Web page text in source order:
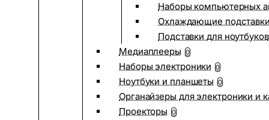
Наборы компьютерных
Охлаждающие
Подставки для ноутбуков
Медиаплееры 0
Наборы электроники 0
Ноутбуки и планшеты 0
Органайзеры для электроники и
Проекторы 0